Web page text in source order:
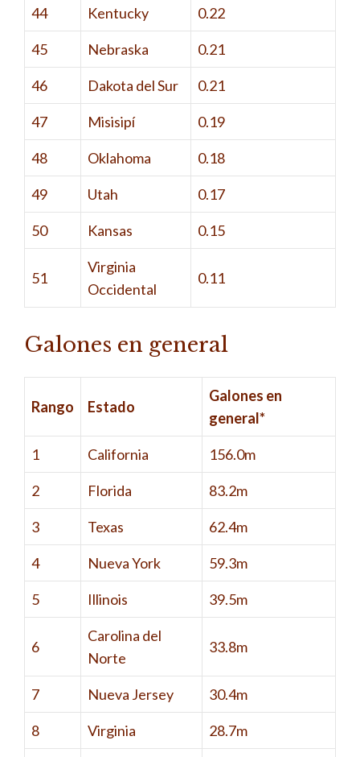
44 Kentucky 0.22
45 Nebraska 0.21
46 Dakota del Sur 0.21
47 Misisipí 0.19
48 Oklahoma 0.18
49 Utah 0.17
50 Kansas 0.15
51
Virginia
Occidental
0.11
Galones en general
Rango Estado
Galones en
general*
1 California 156.0m
2 Florida 83.2m
3 Texas 62.4m
4 Nueva York 59.3m
5 Illinois 39.5m
6
Carolina del
Norte
33.8m
7 Nueva Jersey 30.4m
8 Virginia 28.7m